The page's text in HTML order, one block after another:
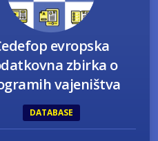
evropska
zbirka o
vajeništva
DATABASE